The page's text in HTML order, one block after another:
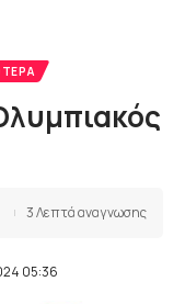
05:36
3 Λεπτά αναγνωσης